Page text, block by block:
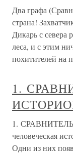
Два графа
страна!
Дикарь с севера
леса, и с этим
похитителей на
1.
1.
человеческая
Одни из них